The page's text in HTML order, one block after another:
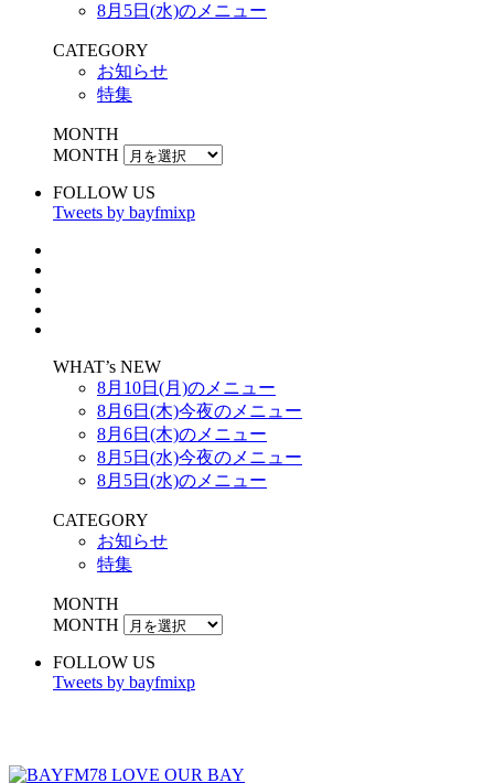
8月5日(水)のメニュー
CATEGORY
お知らせ
特集
MONTH
MONTH
FOLLOW US
Tweets by bayfmixp
WHAT’s NEW
8月10日(月)のメニュー
8月6日(木)今夜のメニュー
8月6日(木)のメニュー
8月5日(水)今夜のメニュー
8月5日(水)のメニュー
CATEGORY
お知らせ
特集
MONTH
MONTH
FOLLOW US
Tweets by bayfmixp